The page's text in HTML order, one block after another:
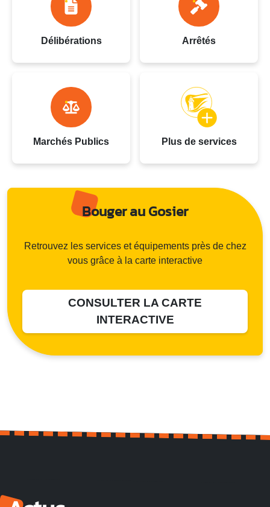
Délibérations Arrêtés
Marchés Publics Plus de services
Bouger au Gosier
Retrouvez les services et équipements près de chez
vous grâce à la carte interactive
CONSULTER LA CARTE
INTERACTIVE